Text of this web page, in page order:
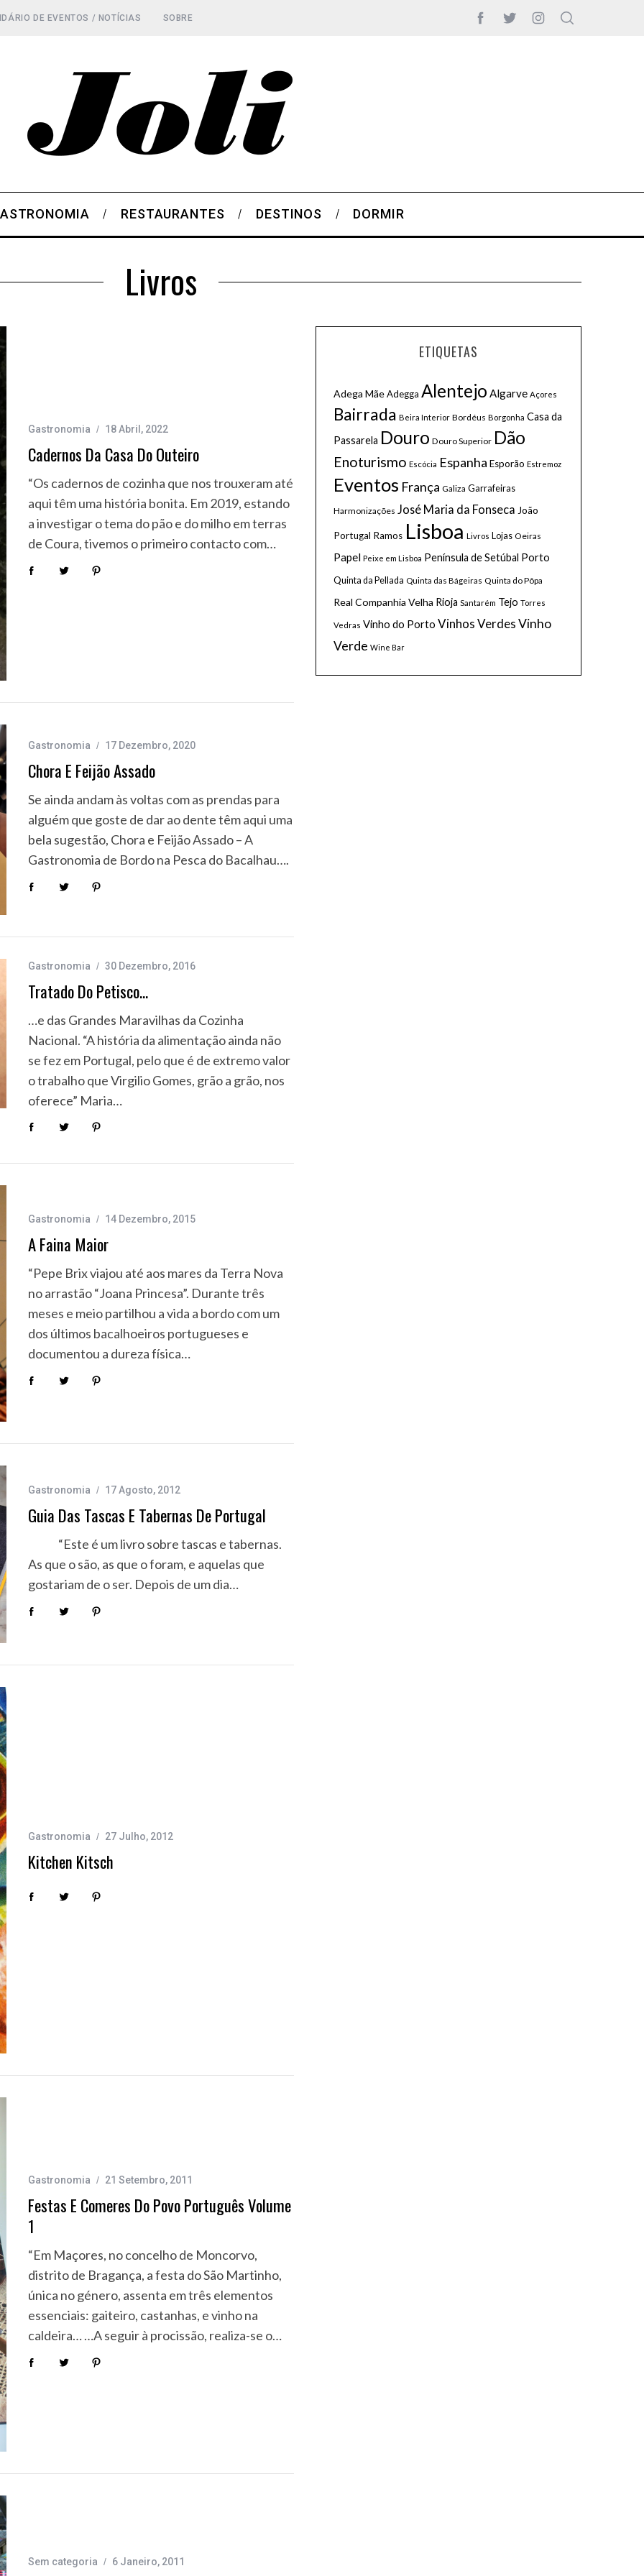
DE EVENTOS / NOTÍCIAS SOBRE
RESTAURANTES DESTINOS DORMIR
Livros
Gastronomia 18 Abril, 2022
Cadernos Da Casa Do Outeiro
“Os cadernos de cozinha que nos trouxeram até
aqui têm uma história bonita. Em 2019, estando
a investigar o tema do pão e do milho em terras
de Coura, tivemos o primeiro contacto com…
Gastronomia 17 Dezembro, 2020
Chora E Feijão Assado
Se ainda andam às voltas com as prendas para
alguém que goste de dar ao dente têm aqui uma
bela sugestão, Chora e Feijão Assado – A
Gastronomia de Bordo na Pesca do Bacalhau….
Gastronomia 30 Dezembro, 2016
Tratado Do Petisco…
…e das Grandes Maravilhas da Cozinha
Nacional. “A história da alimentação ainda não
se fez em Portugal, pelo que é de extremo valor
o trabalho que Virgilio Gomes, grão a grão, nos
oferece” Maria…
Gastronomia 14 Dezembro, 2015
A Faina Maior
“Pepe Brix viajou até aos mares da Terra Nova
no arrastão “Joana Princesa”. Durante três
meses e meio partilhou a vida a bordo com um
dos últimos bacalhoeiros portugueses e
documentou a dureza física…
Gastronomia 17 Agosto, 2012
Guia Das Tascas E Tabernas De Portugal
“Este é um livro sobre tascas e tabernas.
As que o são, as que o foram, e aquelas que
gostariam de o ser. Depois de um dia…
Gastronomia 27 Julho, 2012
Kitchen Kitsch
Gastronomia 21 Setembro, 2011
Festas E Comeres Do Povo Português Volume
1
“Em Maçores, no concelho de Moncorvo,
distrito de Bragança, a festa do São Martinho,
única no género, assenta em três elementos
essenciais: gaiteiro, castanhas, e vinho na
caldeira… …A seguir à procissão, realiza-se o…
Sem categoria 6 Janeiro, 2011
ETIQUETAS
Adega MãeAdegga Alentejo Algarve Açores
Bairrada Beira Interior Bordéus Borgonha Casa da
Passarela Douro Douro Superior Dão
Enoturismo Escócia Espanha Esporão Estremoz
Eventos França Galiza Garrafeiras
Harmonizações José Maria da Fonseca João
Portugal Ramos Lisboa Livros Lojas Oeiras
Papel Peixe em Lisboa Península de Setúbal Porto
Quinta da Pellada Quinta das Bágeiras Quinta do Pôpa
Real Companhia Velha Rioja Santarém Tejo Torres
Vedras Vinho do Porto Vinhos VerdesVinho
Verde Wine Bar